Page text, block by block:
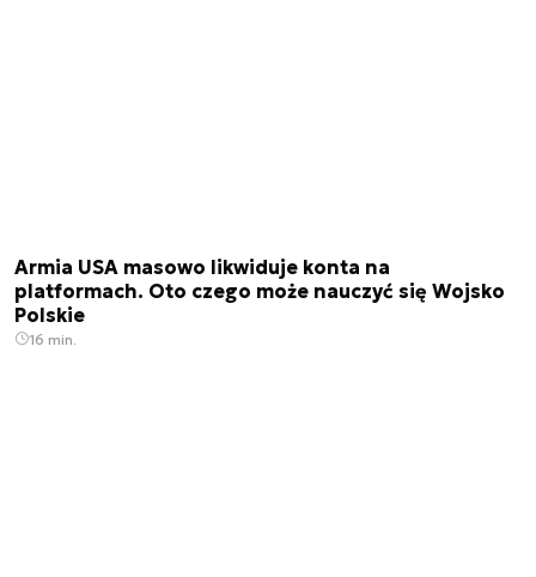
Armia USA masowo likwiduje konta na
platformach. Oto czego może nauczyć się Wojsko
Polskie
16 min.